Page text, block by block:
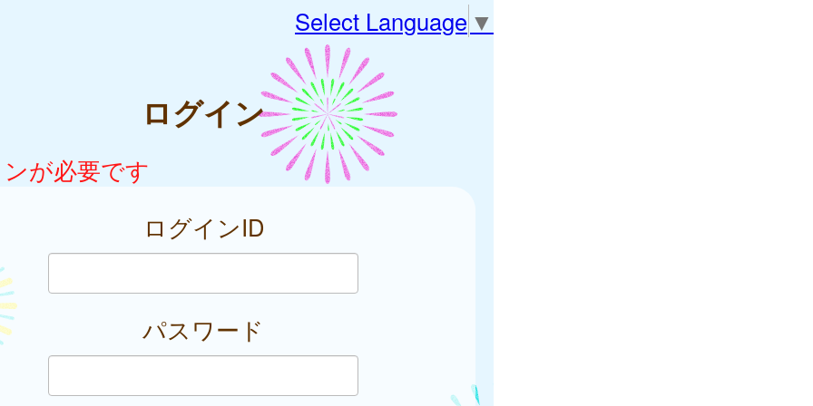
Select Language ▼
ログイン
が必要です
ログインID
パスワード